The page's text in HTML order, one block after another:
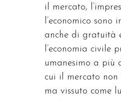
il mercato,
l’economico sono
anche di gratuità
l’economia civile
umanesimo a più
cui il mercato non
ma vissuto come